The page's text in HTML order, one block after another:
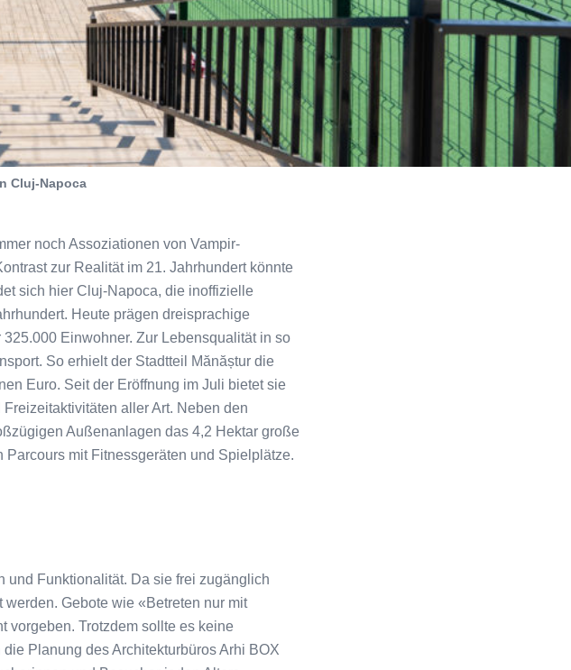
Cluj-Napoca
noch Assoziationen von Vampir-
zur Realität im 21. Jahrhundert könnte
sich hier Cluj-Napoca, die inoffizielle
Heute prägen dreisprachige
Einwohner. Zur Lebensqualität in so
So erhielt der Stadtteil Mănăștur die
Euro. Seit der Eröffnung im Juli bietet sie
aller Art. Neben den
Außenanlagen das 4,2 Hektar große
mit Fitnessgeräten und Spielplätze.
und Funktionalität. Da sie frei zugänglich
Gebote wie «Betreten nur mit
vorgeben. Trotzdem sollte es keine
Planung des Architekturbüros Arhi BOX